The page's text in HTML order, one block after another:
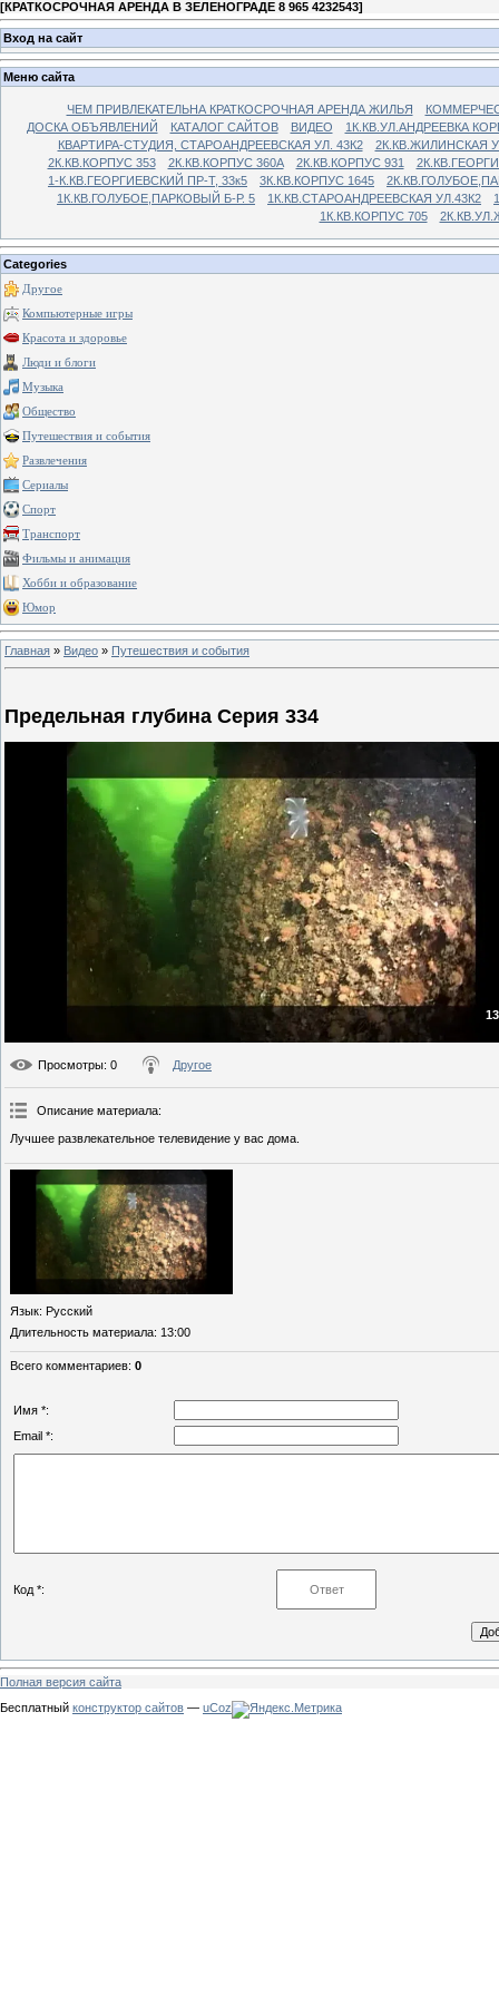
[КРАТКОСРОЧНАЯ АРЕНДА В ЗЕЛЕНОГРАДЕ 8 965 4232543]
Вход на сайт
Меню сайта
ЧЕМ ПРИВЛЕКАТЕЛЬНА КРАТКОСРОЧНАЯ АРЕНДА ЖИЛЬЯ
ДОСКА ОБЪЯВЛЕНИЙ
КАТАЛОГ САЙТОВ ВИДЕО
1К.КВ.УЛ.АНДРЕЕВКА
КВАРТИРА-СТУДИЯ, СТАРОАНДРЕЕВСКАЯ УЛ. 43К2
2К.КВ.ЖИЛИНСКАЯ
2К.КВ.КОРПУС 353
2К.КВ.КОРПУС 360А 2К.КВ.КОРПУС 931
1-К.КВ.ГЕОРГИЕВСКИЙ ПР-Т, 33к5
3К.КВ.КОРПУС 1645
1К.КВ.ГОЛУБОЕ,ПАРКОВЫЙ Б-Р. 5
1К.КВ.СТАРОАНДРЕЕВСКАЯ УЛ.43К2
1К.КВ.КОРПУС 705
Categories
Другое
Компьютерные игры
Красота и здоровье
Люди и блоги
Музыка
Общество
Путешествия и события
Развлечения
Сериалы
Спорт
Транспорт
Фильмы и анимация
Хобби и образование
Юмор
Главная » Видео » Путешествия и события
Предельная глубина Серия 334
Просмотры: 0 Другое
Описание материала:
Лучшее развлекательное телевидение у вас дома.
Язык: Русский
Длительность материала: 13:00
Всего комментариев: 0
Имя *:
Email *:
Код *:
Полная версия сайта
Бесплатный конструктор сайтов — uCoz